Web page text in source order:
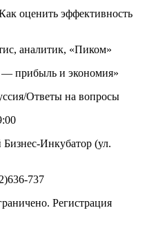
оценить эффективность
аналитик, «Пиком»
— прибыль и экономия»
Ответы на вопросы
Инкубатор (ул.
737
Регистрация